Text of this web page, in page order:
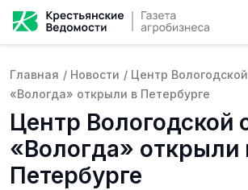
Главная / Новости / Центр
«Вологда» открыли в Петербурге
Центр Вологодской
«Вологда» открыли
Петербурге